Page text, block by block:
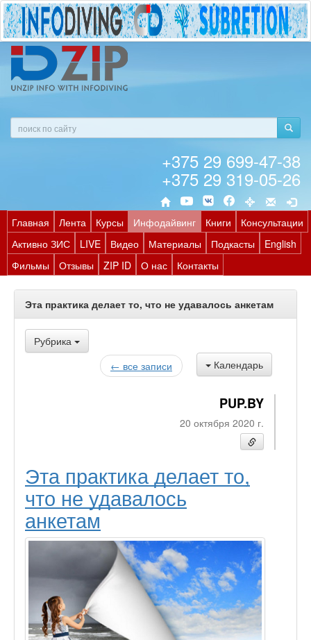
+375 29 699-47-38
+375 29 319-05-26
Главная Лента Курсы Инфодайвинг Книги
Консультации
Активно ЗИС
LIVE Видео Материалы Подкасты
English
Фильмы
Отзывы ZIP ID О нас Контакты
Эта практика делает то, что не удавалось анкетам
Рубрика
Календарь
← все записи
PUP.BY
20 октября 2020 г.
Эта практика делает то,
что не удавалось
анкетам